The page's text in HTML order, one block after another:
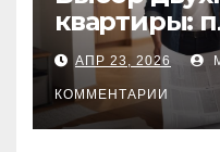
квартиры:
состояние
проверка
АПР 23, 2026
КОММЕНТАРИИ